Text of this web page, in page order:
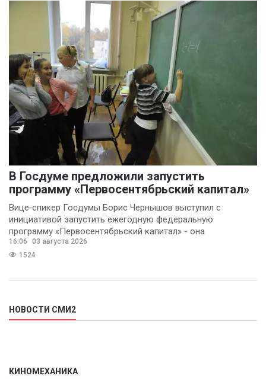
В Госдуме предложили запустить
программу «Первосентябрьский капитал»
Вице‑спикер Госдумы Борис Чернышов выступил с
инициативой запустить ежегодную федеральную
программу «Первосентябрьский капитал» - она
предполагает
16:06
03 августа 2026
1524
НОВОСТИ СМИ2
КИНОМЕХАНИКА